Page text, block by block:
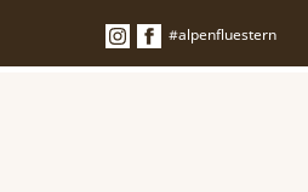
#alpenfluestern